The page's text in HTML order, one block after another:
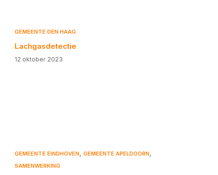
GEMEENTE DEN HAAG
Lachgasdetectie
12 oktober 2023
GEMEENTE EINDHOVEN, GEMEENTE APELDOORN,
SAMENWERKING